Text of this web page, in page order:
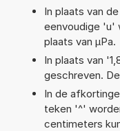
In plaats van
eenvoudige 'u'
plaats van µPa.
In plaats van
geschreven.
In de
teken '^'
centimeters